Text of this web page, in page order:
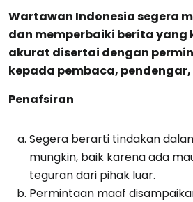
Wartawan Indonesia segera
dan memperbaiki berita yang
akurat disertai dengan
kepada pembaca,
Penafsiran
Segera berarti tindakan
mungkin, baik karena ada
teguran dari pihak luar.
Permintaan maaf